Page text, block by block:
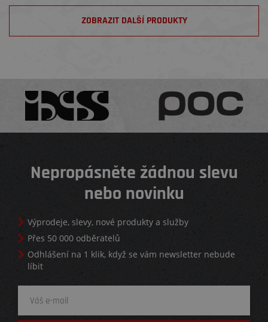
ZOBRAZIT DALŠÍ PRODUKTY
Nepropásněte žádnou slevu
nebo novinku
Výprodeje, slevy, nové produkty a služby
Přes 50 000 odběratelů
Odhlášení na 1 klik, když se vám newsletter nebude
líbit